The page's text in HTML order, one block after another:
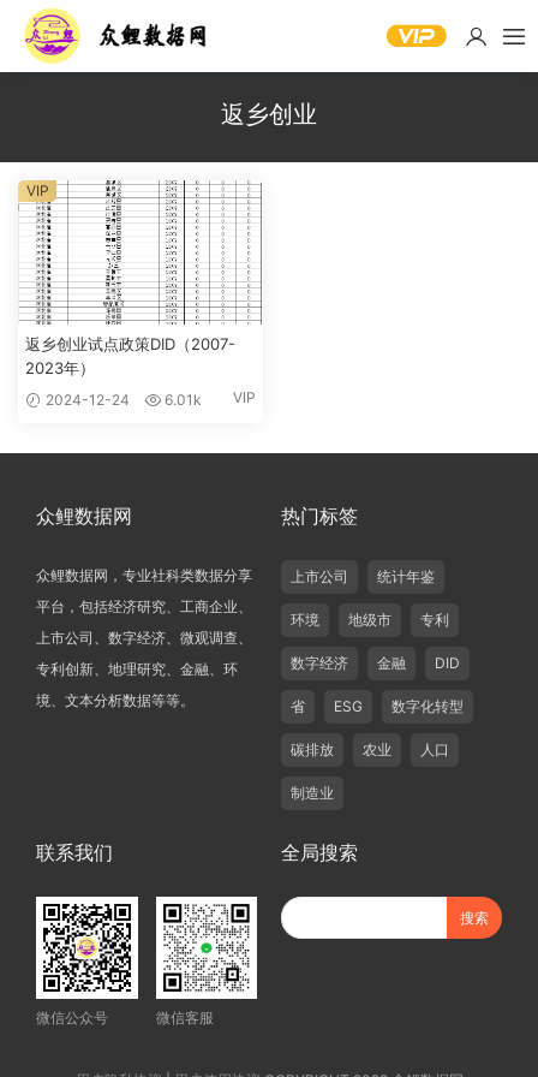
返乡创业
返乡创业试点政策DID（2007-
2023年）
2024-12-24 6.01k VIP
VIP
众鲤数据网
众鲤数据网，专业社科类数据分享
平台，包括经济研究、工商企业、
上市公司、数字经济、微观调查、
专利创新、地理研究、金融、环
境、文本分析数据等等。
热门标签
上市公司 统计年鉴
环境 地级市 专利
数字经济 金融 DID
省 ESG 数字化转型
碳排放 农业 人口
制造业
联系我们
微信公众号 微信客服
全局搜索